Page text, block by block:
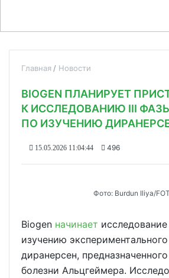
Главная Новости
BIOGEN ПЛАНИРУЕТ
К ИССЛЕДОВАНИЮ III
ПО ИЗУЧЕНИЮ
15.05.2026 11:04:44 496
Фото: Burdun Iliya/
Biogen начинает
изучению
диранерсен,
болезни Альцгеймера.